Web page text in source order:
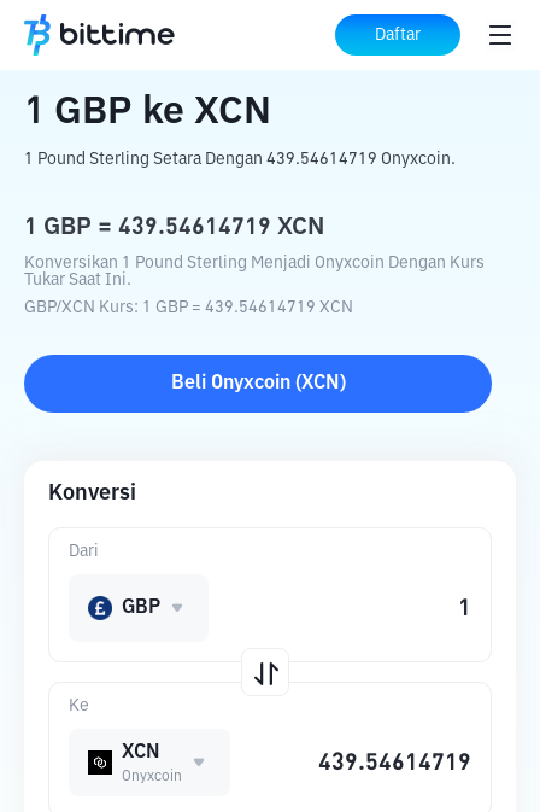
Daftar
Beranda Konverter Kripto ke XCN
1 GBP ke XCN
1 Pound Sterling Setara Dengan 439.54614719 Onyxcoin.
1 GBP = 439.54614719 XCN
Konversikan 1 Pound Sterling Menjadi Onyxcoin Dengan Kurs
Tukar Saat Ini.
GBP/XCN Kurs: 1 GBP = 439.54614719 XCN
Beli Onyxcoin(XCN )
Konversi
Ke
XCN
Onyxcoin
Dari
GBP